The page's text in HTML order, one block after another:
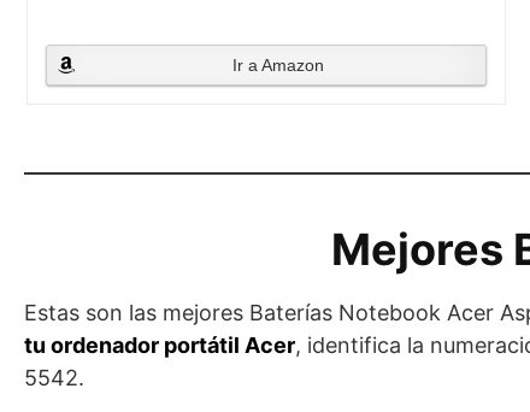
Ir a Amazon
Mejores
Estas son las mejores Baterías Notebook Acer
tu ordenador portátil Acer, identifica la
5542.